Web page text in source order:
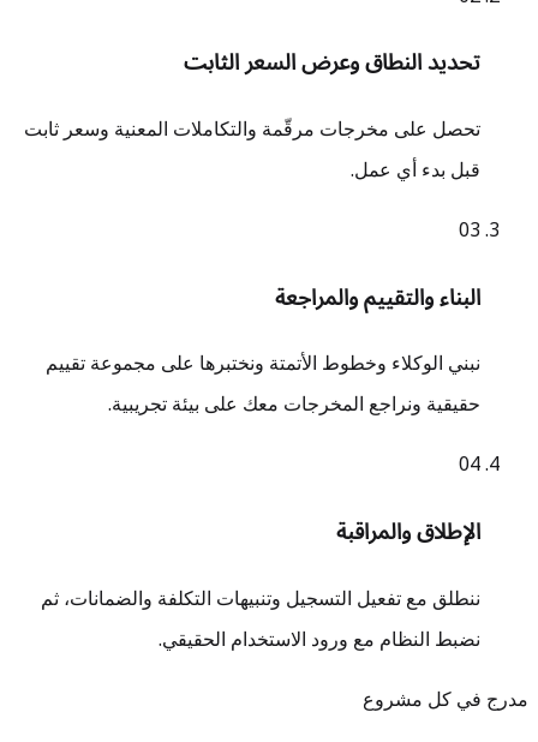
تحديد النطاق وعرض السعر الثابت
تحصل على مخرجات مرقّمة والتكاملات المعنية وسعر ثابت
قبل بدء أي عمل.
03
البناء والتقييم والمراجعة
نبني الوكلاء وخطوط الأتمتة ونختبرها على مجموعة تقييم
حقيقية ونراجع المخرجات معك على بيئة تجريبية.
04
الإطلاق والمراقبة
ننطلق مع تفعيل التسجيل وتنبيهات التكلفة والضمانات، ثم
نضبط النظام مع ورود الاستخدام الحقيقي.
مدرج في كل مشروع